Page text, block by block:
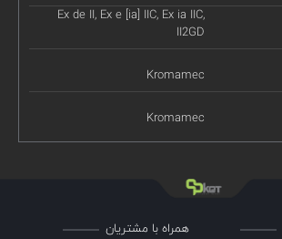
Ex de II, Ex e [ia] IIC, Ex ia IIC,
II2GD
Kromamec
Kromamec
همراه با مشتریان